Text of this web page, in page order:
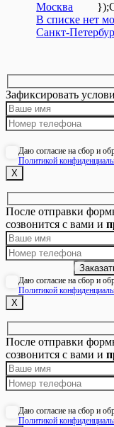
Москва });
В списке нет
Санкт-
Зафиксировать
Даю согласие на сбор и
Политикой
Х
После отправки
созвонится с вами и
Даю согласие на сбор и
Политикой
Х
После отправки
созвонится с вами и
Даю согласие на сбор и
Политикой